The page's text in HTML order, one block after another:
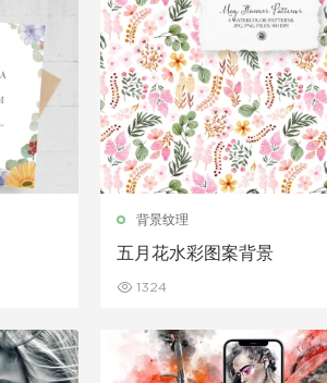
背景纹理
五月花水彩图案背景
1324